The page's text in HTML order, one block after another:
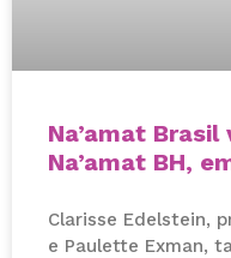
Na’amat
Na’amat BH,
Clarisse Edelstein,
e Paulette Exman,